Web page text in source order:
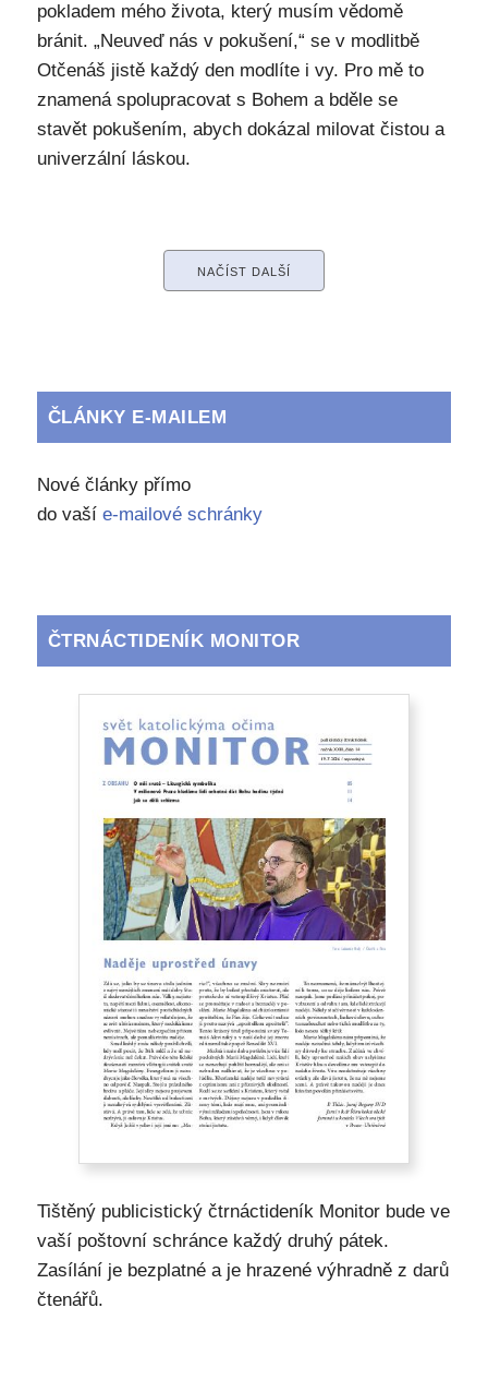
pokladem mého života, který musím vědomě
bránit. „Neuveď nás v pokušení,“ se v modlitbě
Otčenáš jistě každý den modlíte i vy. Pro mě to
znamená spolupracovat s Bohem a bděle se
stavět pokušením, abych dokázal milovat čistou a
univerzální láskou.
NAČÍST DALŠÍ
ČLÁNKY E-MAILEM
Nové články přímo
do vaší e-mailové schránky
ČTRNÁCTIDENÍK MONITOR
Tištěný publicistický čtrnáctideník Monitor bude ve
vaší poštovní schránce každý druhý pátek.
Zasílání je bezplatné a je hrazené výhradně z darů
čtenářů.